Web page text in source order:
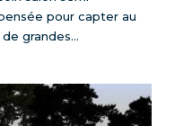
pour capter au
grandes...